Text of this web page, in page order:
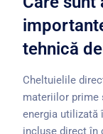
tehnică
Cheltuielile
materiilor prime
energia utilizată
incluse direct în